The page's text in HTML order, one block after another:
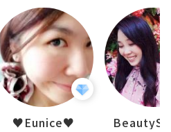
♥Eunice♥